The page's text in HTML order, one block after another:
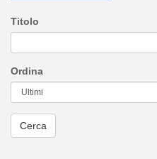
Titolo
Ordina